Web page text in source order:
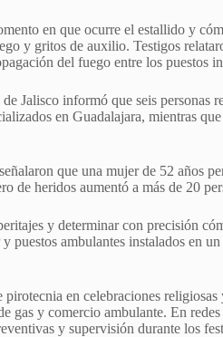
en que ocurre el estallido y
y gritos de auxilio. Testigos
del fuego entre los puestos
Jalisco informó que seis personas
en Guadalajara, mientras
que una mujer de 52 años
de heridos aumentó a más de 20
y determinar con precisión
ambulantes instalados en
en celebraciones religiosas
gas y comercio ambulante. En
y supervisión durante los